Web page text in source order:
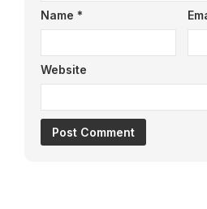
Name *
Website